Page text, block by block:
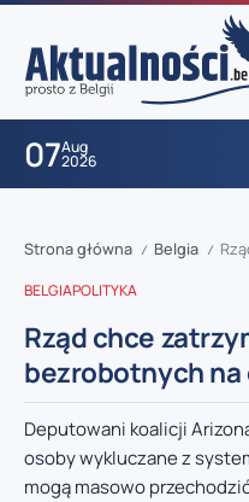
07Aug
2026
Strona główna / Belgia / Rząd
BELGIAPOLITYKA
Rząd chce
bezrobotnych
Deputowani koalicji
osoby wykluczane z
mogą masowo